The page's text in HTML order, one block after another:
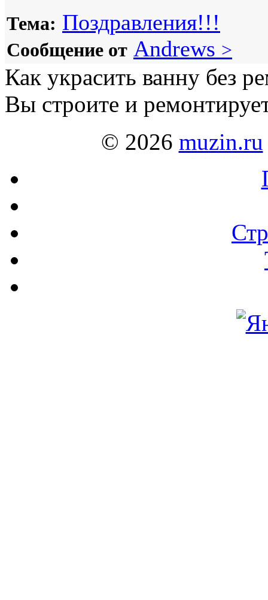
Тема: Поздравления!!!
Сообщение от Andrews >
Как украсить ванну без
Вы строите и
© 2026 muzin.ru